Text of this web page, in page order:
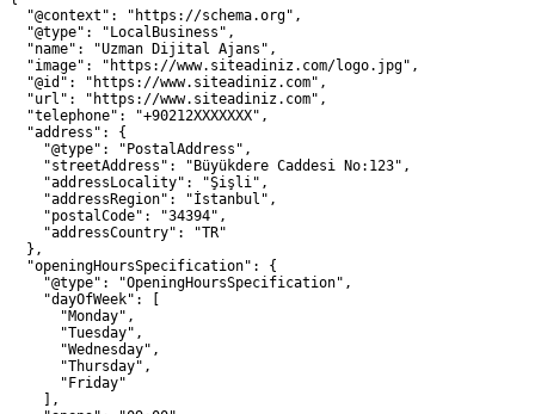
  "@context": "https://schema.org",
  "@type": "LocalBusiness",
  "name": "Uzman Dijital Ajans",
  "image": "https://www.siteadiniz.com/logo.jpg",
  "@id": "https://www.siteadiniz.com",
  "url": "https://www.siteadiniz.com",
  "telephone": "+90212XXXXXXX",
  "address": {
    "@type": "PostalAddress",
    "streetAddress": "Büyükdere Caddesi No:123",
    "addressLocality": "Şişli",
    "addressRegion": "İstanbul",
    "postalCode": "34394",
    "addressCountry": "TR"
  },
  "openingHoursSpecification": {
    "@type": "OpeningHoursSpecification",
    "dayOfWeek": [
      "Monday",
      "Tuesday",
      "Wednesday",
      "Thursday",
      "Friday"
    ],